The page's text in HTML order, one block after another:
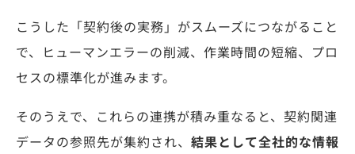
こうした「契約後の実務」がスムーズにつながること
で、ヒューマンエラーの削減、作業時間の短縮、プロ
セスの標準化が進みます。
そのうえで、これらの連携が積み重なると、契約関連
データの参照先が集約され、 結果として全社的な情報